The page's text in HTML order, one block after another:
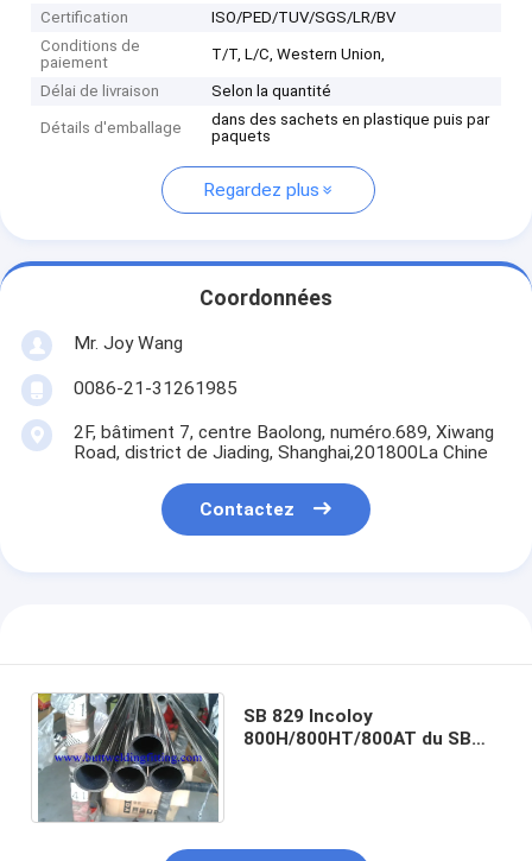
Certification
ISO/PED/TUV/SGS/LR/BV
Conditions de
paiement
T/T, L/C, Western Union,
Délai de livraison Selon la quantité
Détails d'emballage
dans des sachets en plastique puis par
paquets
Regardez plus
Coordonnées
Mr. Joy Wang
0086-21-31261985
2F, bâtiment 7, centre Baolong, numéro.689, Xiwang
Road, district de Jiading, Shanghai,201800La Chine
Contactez
SB 829 Incoloy
800H/800HT/800AT du SB